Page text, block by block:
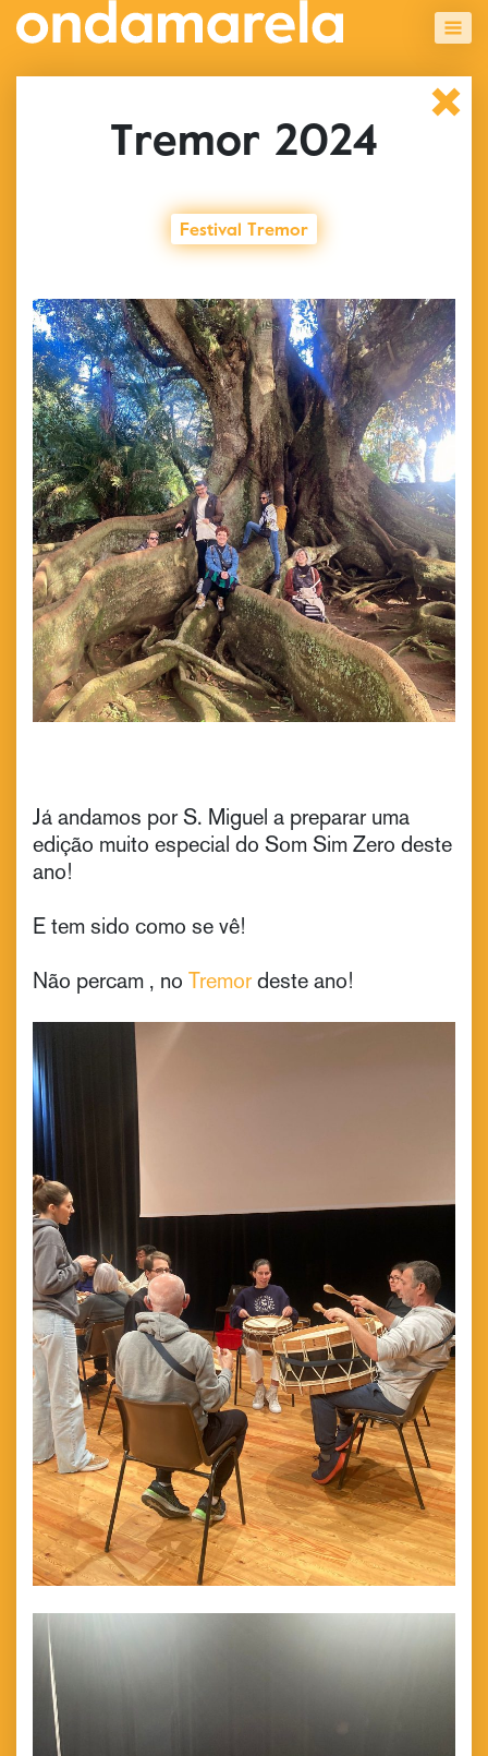
Tremor 2024
Festival Tremor
Já andamos por S. Miguel a preparar uma
edição muito especial do Som Sim Zero deste
ano!
E tem sido como se vê!
Não percam , no Tremor deste ano!